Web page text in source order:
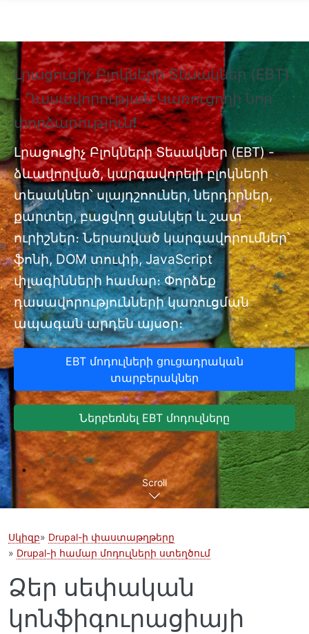
Լրացուցիչ Բլոկների Տեսակներ (EBT)
- Դասավորության Կառուցողի նոր
փորձառություն❗
Լրացուցիչ Բլոկների Տեսակներ (EBT) -
ձևավորված, կարգավորելի բլոկների
տեսակներ՝ սլայդշոուներ, ներդիրներ,
քարտեր, բացվող ցանկեր և շատ
ուրիշներ։ Ներառված կարգավորումներ՝
ֆոնի, DOM տուփի, JavaScript
փլագինների համար։ Փորձեք
դասավորությունների կառուցման
ապագան արդեն այսօր։
EBT մոդուլների ցուցադրական
տարբերակներ
Ներբեռնել EBT մոդուլները
Scroll
Սկիզբ
Drupal-ի փաստաթղթերը
Drupal-ի համար մոդուլների ստեղծում
Ձեր սեփական
կոնֆիգուրացիայի